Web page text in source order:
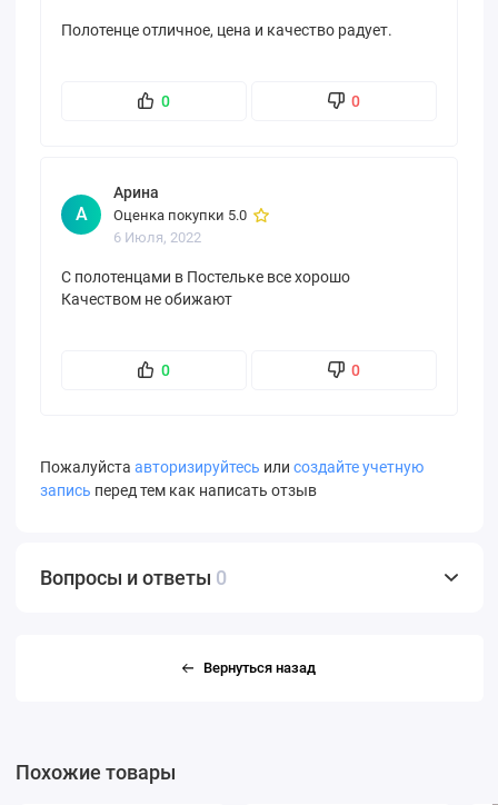
Полотенце отличное, цена и качество радует.
0 0
А
Арина
Оценка покупки 5.0
6 Июля, 2022
С полотенцами в Постельке все хорошо
Качеством не обижают
0 0
Пожалуйста авторизируйтесь или создайте учетную
запись перед тем как написать отзыв
Вопросы и ответы 0
Вернуться назад
Похожие товары